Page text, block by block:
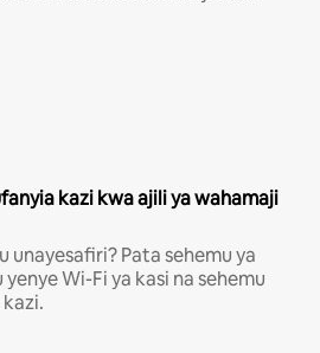
kazi kwa ajili ya wahamaji
unayesafiri? Pata sehemu ya
Wi-Fi ya kasi na sehemu